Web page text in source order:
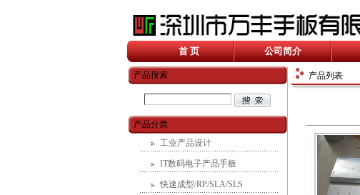
首 页 公司简介
产品列表
产品搜索
产品分类
工业产品设计
IT数码电子产品手板
快速成型/RP/SLA/SLS